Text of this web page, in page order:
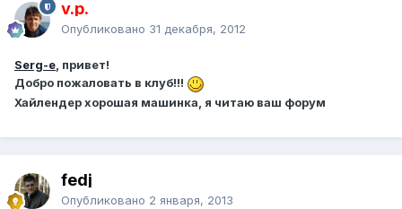
v.p.
Опубликовано 31 декабря, 2012
Serg-e, привет!
Добро пожаловать в клуб!!!
Хайлендер хорошая машинка, я читаю ваш форум
fedj
Опубликовано 2 января, 2013